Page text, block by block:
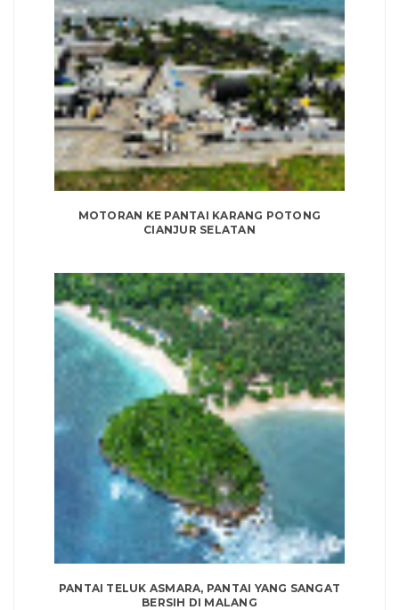
MOTORAN KE PANTAI KARANG POTONG
CIANJUR SELATAN
PANTAI TELUK ASMARA, PANTAI YANG SANGAT
BERSIH DI MALANG